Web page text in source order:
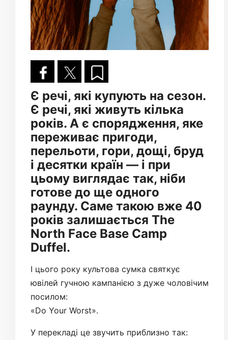
Є речі, які купують на сезон.
Є речі, які живуть кілька
років. А є спорядження, яке
переживає пригоди,
перельоти, гори, дощі, бруд
і десятки країн — і при
цьому виглядає так, ніби
готове до ще одного
раунду. Саме такою вже 40
років залишається The
North Face Base Camp
Duffel.
І цього року культова сумка святкує
ювілей гучною кампанією з дуже чоловічим
посилом:
«Do Your Worst».
У перекладі це звучить приблизно так: